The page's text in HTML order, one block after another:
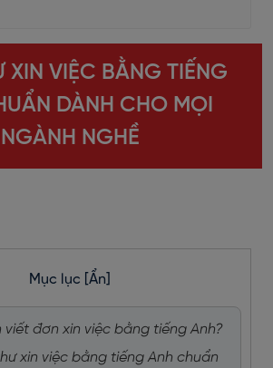
XIN VIỆC BẰNG TIẾNG
DÀNH CHO MỌI
NGÀNH NGHỀ
Mục lục [Ẩn]
viết đơn xin việc bằng tiếng Anh?
xin việc bằng tiếng Anh chuẩn